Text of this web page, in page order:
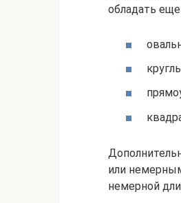
обладать
или
немерной